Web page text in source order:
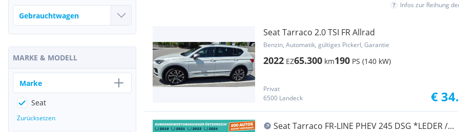
Infos zur Reihung
Seat Tarraco 2.0 TSI FR Allrad
Benzin, Automatik, gültiges Pickerl, Garantie
2022 EZ65.300 km190 PS (140 kW)
Privat
6500 Landeck
€
Seat Tarraco FR-LINE PHEV 245 DSG *LEDER /
MARKE & MODELL
Marke
Seat
Zurücksetzen